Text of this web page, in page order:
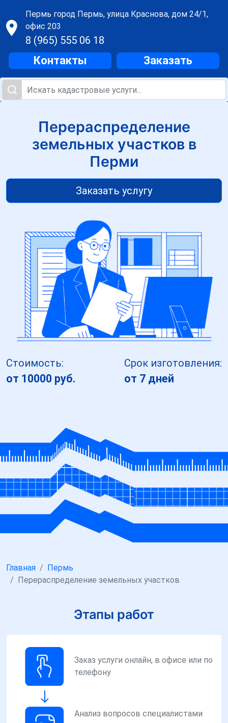
Пермь город Пермь, улица Краснова, дом 24/1,
офис 203
8 (965) 555 06 18
Контакты Заказать
Перераспределение
земельных участков в
Перми
Заказать услугу
Стоимость:
от 10000 руб.
Срок изготовления:
от 7 дней
Главная
Пермь
Перераспределение земельных участков
Этапы работ
Заказ услуги онлайн, в офисе или по
телефону
Анализ вопросов специалистами